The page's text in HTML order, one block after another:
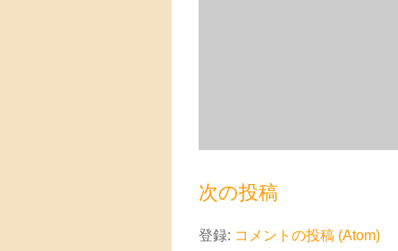
次の投稿
登録: コメントの投稿 (Atom)